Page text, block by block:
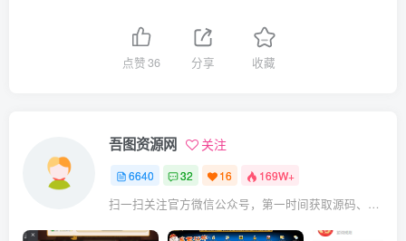
点赞36 分享 收藏
吾图资源网 关注
6640 32 16 169W+
扫一扫关注官方微信公众号，第一时间获取源码、网赚项目资源教程，自媒体等知识干货，让互联网创业赚钱更简单。